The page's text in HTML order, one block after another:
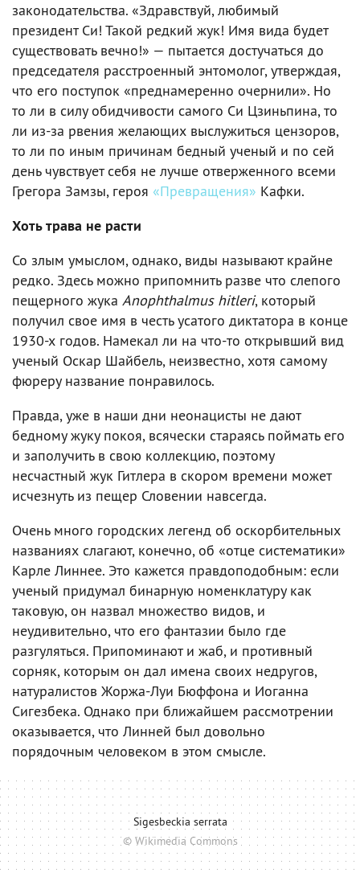
законодательства. «Здравствуй, любимый
президент Си! Такой редкий жук! Имя вида будет
существовать вечно!» — пытается достучаться до
председателя расстроенный энтомолог, утверждая,
что его поступок «преднамеренно очернили». Но
то ли в силу обидчивости самого Си Цзиньпина, то
ли из-за рвения желающих выслужиться цензоров,
то ли по иным причинам бедный ученый и по сей
день чувствует себя не лучше отверженного всеми
Грегора Замзы, героя «Превращения» Кафки.
Хоть трава не расти
Со злым умыслом, однако, виды называют крайне
редко. Здесь можно припомнить разве что слепого
пещерного жука Anophthalmus hitleri, который
получил свое имя в честь усатого диктатора в конце
1930-х годов. Намекал ли на что-то открывший вид
ученый Оскар Шайбель, неизвестно, хотя самому
фюреру название понравилось.
Правда, уже в наши дни неонацисты не дают
бедному жуку покоя, всячески стараясь поймать его
и заполучить в свою коллекцию, поэтому
несчастный жук Гитлера в скором времени может
исчезнуть из пещер Словении навсегда.
Очень много городских легенд об оскорбительных
названиях слагают, конечно, об «отце систематики»
Карле Линнее. Это кажется правдоподобным: если
ученый придумал бинарную номенклатуру как
таковую, он назвал множество видов, и
неудивительно, что его фантазии было где
разгуляться. Припоминают и жаб, и противный
сорняк, которым он дал имена своих недругов,
натуралистов Жоржа-Луи Бюффона и Иоганна
Сигезбека. Однако при ближайшем рассмотрении
оказывается, что Линней был довольно
порядочным человеком в этом смысле.
Sigesbeckia serrata
© Wikimedia Commons